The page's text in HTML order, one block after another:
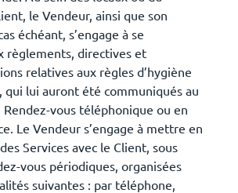
le Vendeur, ainsi que son
échéant, s’engage à se
règlements, directives et
relatives aux règles d’hygiène
qui lui auront été communiqués au
Rendez-vous téléphonique ou en
Le Vendeur s’engage à mettre en
Services avec le Client, sous
vous périodiques, organisées
suivantes : par téléphone,